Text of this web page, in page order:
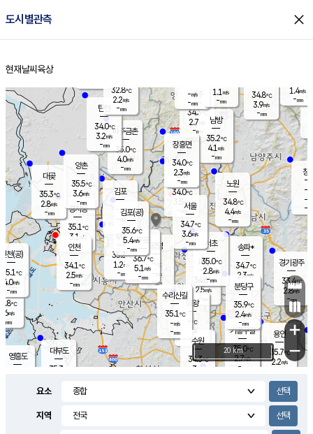
도시별관측 close
홈
현재날씨 육상
의도
℃
m/s
mm
영흥도
양주
34.3℃
2.7
-mm
과천
34.6℃
2.5m/s
- mm
용인
35.7℃
2.2m/s
경기광주
33.4℃
2.8m/s
-mm
대부도
35.3
경서동
35.1℃
3.1 m/s
-mm
파주금촌
35.0℃
4.0m/s
-mm
34.8℃
3.9m/s
-mm
대곶
35.3℃
2.8m/s
-mm
창
-
-m/
-
탄현
34.0℃
3.2m/s
-mm
1.4m/s
-mm
의왕
- ℃
m/s
mm
김포
- ℃
-m/s
mm
광명
- ℃
-m/s
-mm
부천
35.3℃
1.2m/s
-mm
양촌
35.5℃
3.6m/s
-mm
구로
36.7℃
5.1 m/s
-mm
은평
34.0℃
3.5 m/s
- mm
노원
34.8℃
4.4m/s
-mm
송파*
34.7℃
2.3m/s
-mm
서초
35.0℃
2.8m/s
-mm
남방
35.2℃
4.1 m/s
-mm
기흥구갈
35.0℃
2.7m/s
-
수리산길
35.1℃
-m/s
-mm
분당구
35.9℃
2.4m/s
-mm
장흥면
34.0℃
2.3m/s
-mm
-m/s
-mm
인천(공)
35.1℃
4.0m/s
-mm
김포(공)
35.6℃
5.4m/s
-mm
수원
34.3℃
3 m/s
인천
34.1℃
2.5m/s
-mm
서울
34.7℃
3.6m/s
-mm
32.8℃
2.2m/s
-mm
1.1 m/s
-mm
+
−
20 km
요소
지역